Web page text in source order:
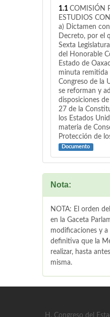
1.1 COMISIÓN
ESTUDIOS
a) Dictamen
Decreto, por el
Sexta
del Honorable
Estado de
minuta remitida
Congreso de la
se reforman y
disposiciones
27 de la
los Estados
materia de
Protección de
Documento
Nota:
NOTA: El orden
en la Gaceta
modificaciones y a
definitiva que la
realizar, hasta
misma.
H. Congreso del